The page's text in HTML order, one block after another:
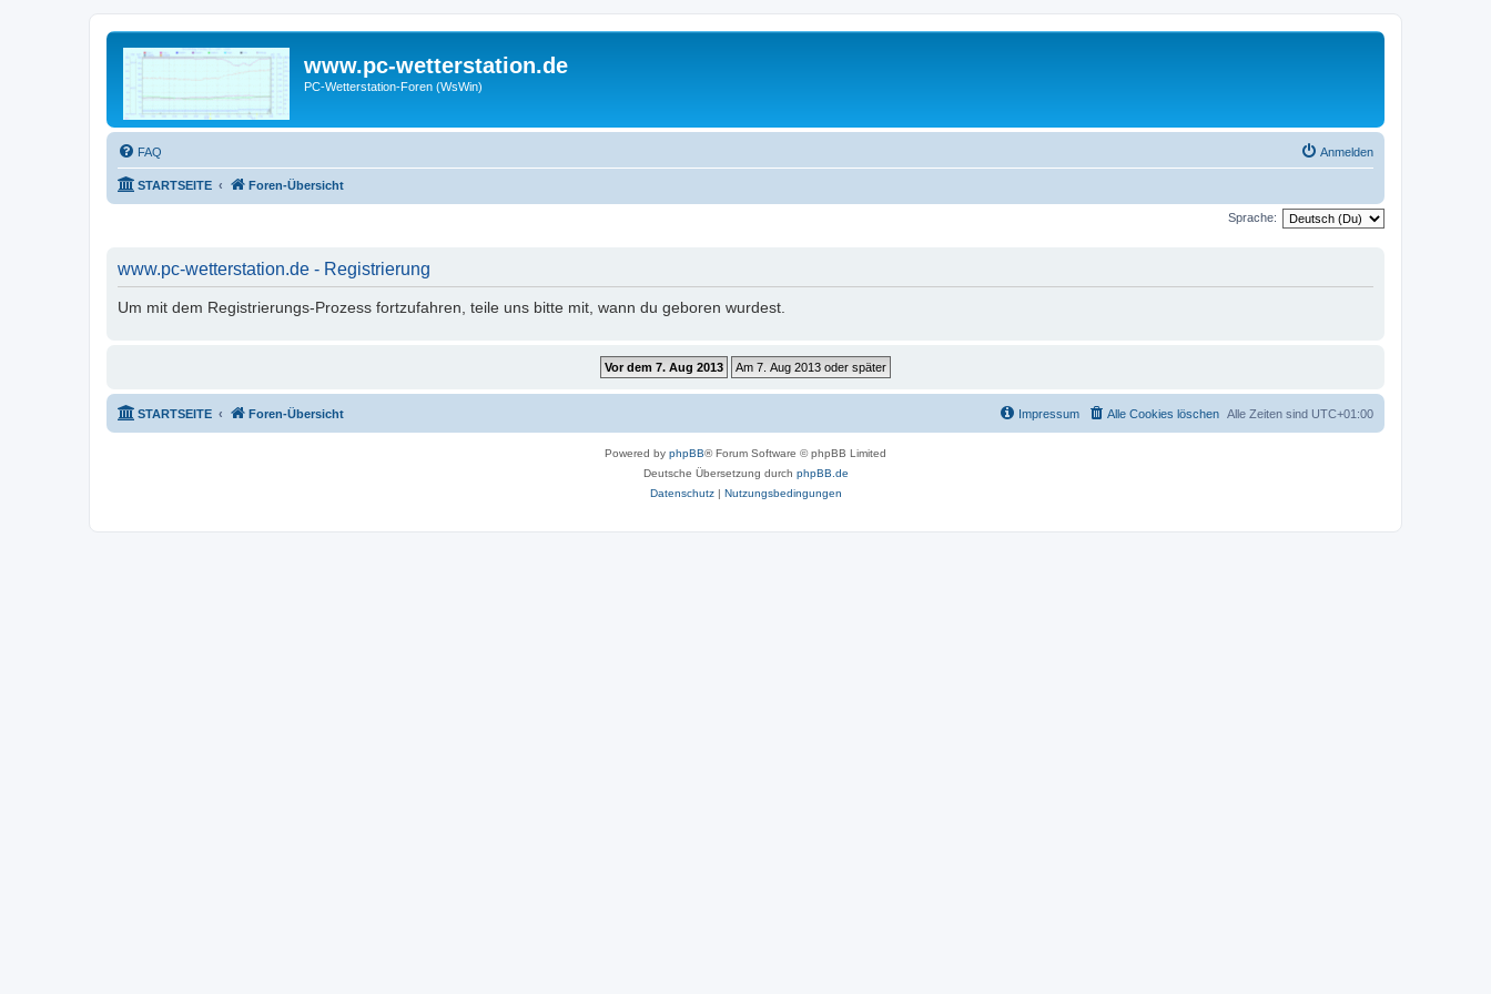
www.pc-wetterstation.de
PC-Wetterstation-Foren (WsWin)
FAQ Anmelden
STARTSEITE Foren-Übersicht
Sprache:
www.pc-wetterstation.de - Registrierung
Um mit dem Registrierungs-Prozess fortzufahren, teile uns bitte mit, wann du geboren wurdest.
STARTSEITE Foren-Übersicht Alle Zeiten sind UTC+01:00
Alle Cookies löschen
Impressum
Powered by phpBB® Forum Software © phpBB Limited
Deutsche Übersetzung durch phpBB.de
Datenschutz| Nutzungsbedingungen